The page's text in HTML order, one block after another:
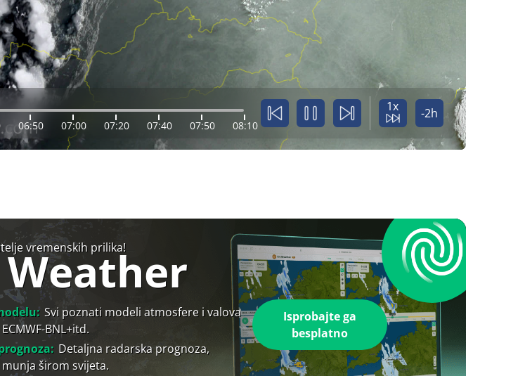
06:50 07:00 07:20 07:40 07:50 08:10
1x -2h
vremenskih prilika!
Svi poznati modeli atmosfere i valova
ECMWF-BNL+itd.
Detaljna radarska prognoza,
širom svijeta.
Isprobajte ga
besplatno